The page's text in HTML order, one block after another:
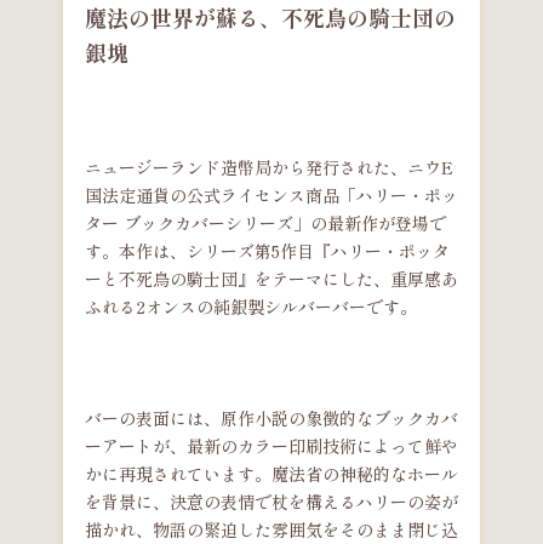
魔法の世界が蘇る、不死鳥の騎士団の
銀塊
ニュージーランド造幣局から発行された、ニウE
国法定通貨の公式ライセンス商品「ハリー・ポッ
ター ブックカバーシリーズ」の最新作が登場で
す。本作は、シリーズ第5作目『ハリー・ポッタ
ーと不死鳥の騎士団』をテーマにした、重厚感あ
ふれる2オンスの純銀製シルバーバーです。
バーの表面には、原作小説の象徴的なブックカバ
ーアートが、最新のカラー印刷技術によって鮮や
かに再現されています。魔法省の神秘的なホール
を背景に、決意の表情で杖を構えるハリーの姿が
描かれ、物語の緊迫した雰囲気をそのまま閉じ込